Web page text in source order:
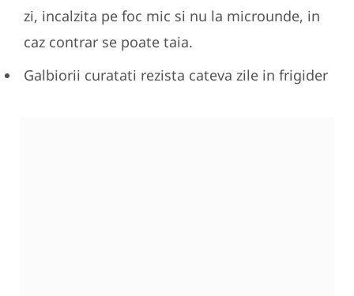
zi, incalzita pe foc mic si nu la microunde, in
caz contrar se poate taia.
Galbiorii curatati rezista cateva zile in frigider